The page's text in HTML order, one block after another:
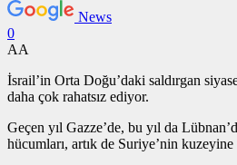
News
0
AA
İsrail’in Orta Doğu’daki saldırgan
daha çok rahatsız ediyor.
Geçen yıl Gazze’de, bu yıl da
hücumları, artık de Suriye’nin